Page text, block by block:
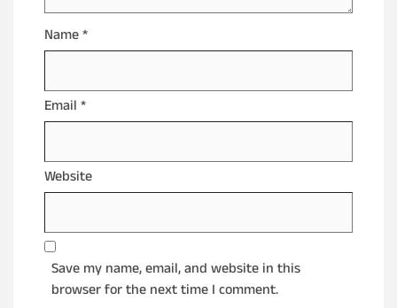
Name*
Email *
Website
Save my name, email, and website in this
browser for the next time I comment.